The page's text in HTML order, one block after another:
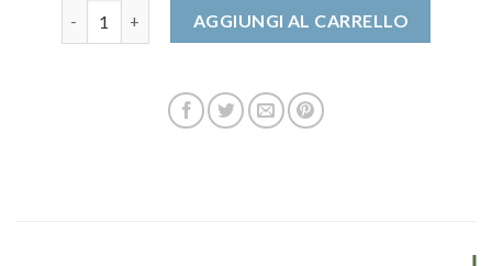
scarpe da montagna quantitàAGGIUNGI AL CARRELLO